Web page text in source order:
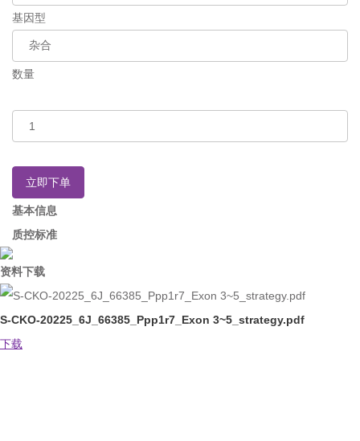
基因型
数量
立即下单
基本信息
质控标准
资料下载
S-CKO-20225_6J_66385_Ppp1r7_Exon 3~5_strategy.pdf
下载